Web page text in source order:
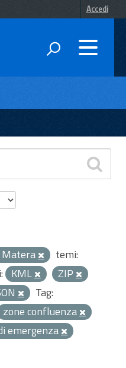
Accedi
Matera
temi:
KML
ZIP
Tag:
zone confluenza
emergenza